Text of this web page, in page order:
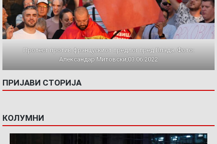
Протест против францускиот предлог пред Влада. Фото:
Александар Митовски,03.06.2022
ПРИЈАВИ СТОРИЈА
КОЛУМНИ